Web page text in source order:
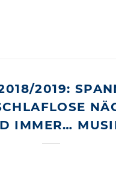
2019:
IMMER…